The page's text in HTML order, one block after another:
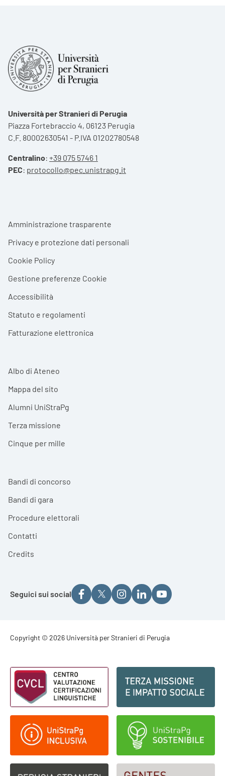
Università per Stranieri di Perugia
Piazza Fortebraccio 4, 06123 Perugia
C.F. 80002630541 - P.IVA 01202780548
Centralino: +39 075 5746 1
PEC: protocollo@pec.unistrapg.it
Footer menu
Amministrazione trasparente
Privacy e protezione dati personali
Cookie Policy
Gestione preferenze Cookie
Accessibilità
Statuto e regolamenti
Fatturazione elettronica
Albo di Ateneo
Mappa del sito
Alumni UniStraPg
Terza missione
Cinque per mille
Bandi di concorso
Bandi di gara
Procedure elettorali
Contatti
Credits
Seguici sui social
Footer - Copyright
Copyright © 2026 Università per Stranieri di Perugia
Footer - Loghi